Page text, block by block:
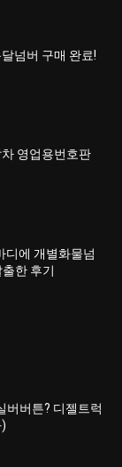
넘버 구매 완료!
영업용번호판
디에 개별화물넘
한 후기
버버튼? 디젤트럭